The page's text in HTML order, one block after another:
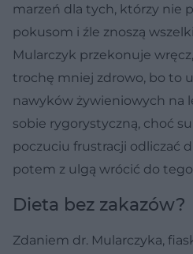
marzeń dla tych, którzy nie
pokusom i źle znoszą
Mularczyk przekonuje
trochę mniej zdrowo, bo to
nawyków żywieniowych na
sobie rygorystyczną, choć
poczuciu frustracji odliczać
potem z ulgą wrócić do tego,
Dieta bez zakazów?
Zdaniem dr. Mularczyka,